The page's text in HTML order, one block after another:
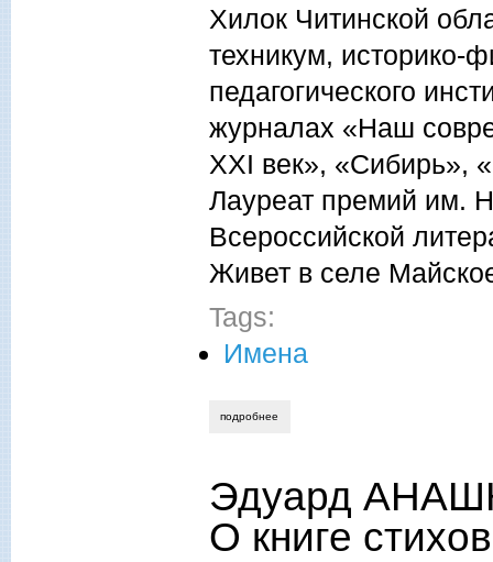
Хилок Читинской
техникум, историко-
педагогического
журналах «Наш
XXI век», «Сибирь»,
Лауреат премий им.
Всероссийской
Живет в селе
Tags:
Имена
подробнее
Эдуард
О книге